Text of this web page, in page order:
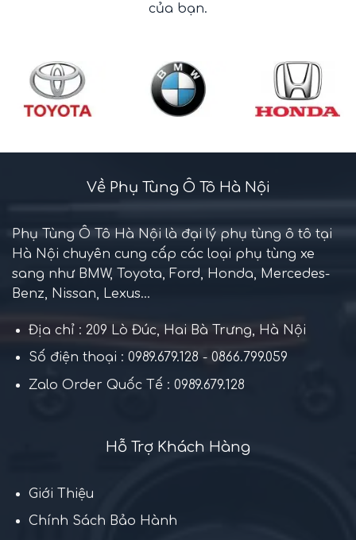
của bạn.
Về Phụ Tùng Ô Tô Hà Nội
Phụ Tùng Ô Tô Hà Nội là đại lý phụ tùng ô tô tại
Hà Nội chuyên cung cấp các loại phụ tùng xe
sang như BMW, Toyota, Ford, Honda, Mercedes-
Benz, Nissan, Lexus...
Địa chỉ : 209 Lò Đúc, Hai Bà Trưng, Hà Nội
Số điện thoại : 0989.679.128 - 0866.799.059
Zalo Order Quốc Tế : 0989.679.128
Hỗ Trợ Khách Hàng
Giới Thiệu
Chính Sách Bảo Hành